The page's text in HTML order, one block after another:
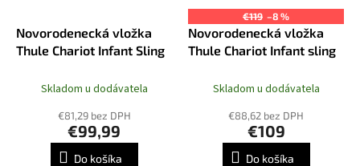
Novorodenecká vložka
Thule Chariot Infant Sling
Skladom u dodávatela
€81,29 bez DPH
€99,99
Do košíka
€119 –8 %
Novorodenecká vložka
Thule Chariot Infant sling
Skladom u dodávatela
€88,62 bez DPH
€109
Do košíka